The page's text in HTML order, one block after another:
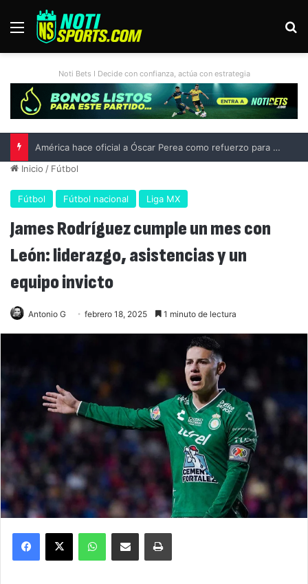
Menú
Noti Bets I Decide con confianza, actúa con estrategia
Inicio / Fútbol
Fútbol Fútbol nacional Liga MX
James Rodríguez cumple un mes con
León: liderazgo, asistencias y un
equipo invicto
Antonio G febrero 18, 2025 1 minuto de lectura
Facebook
X WhatsAppCompartir por correo electrónicoImprimir